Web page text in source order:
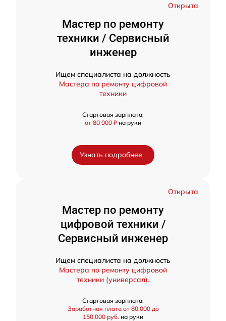
Открыта
Мастер по ремонту
техники / Сервисный
инженер
Ищем специалиста на должность
Мастера по ремонту цифровой
техники
Стартовая зарплата:
от 80 000 ₽ на руки
Узнать подробнее
Открыта
Мастер по ремонту
цифровой техники /
Сервисный инженер
Ищем специалиста на должность
Мастера по ремонту цифровой
техники (универсал).
Стартовая зарплата:
Заработная плата от 80,000 до
150,000 руб. на руки